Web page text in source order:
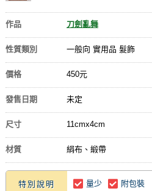
作品 刀劍亂舞
性質類別 一般向 實用品 髮飾
價格 450元
發售日期 未定
尺寸 11cmx4cm
材質 絹布、緞帶
特別說明 量少 附包裝